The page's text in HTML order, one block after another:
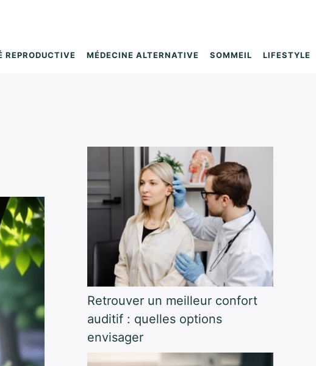
REPRODUCTIVE MÉDECINE ALTERNATIVE SOMMEIL LIFESTYLE
Retrouver un meilleur confort
auditif : quelles options
envisager